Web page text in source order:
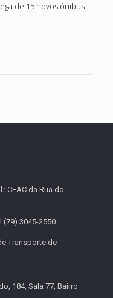
de 15 novos ônibus
CEAC da Rua do
(79) 3045-2550
Transporte de
184, Sala 77, Bairro